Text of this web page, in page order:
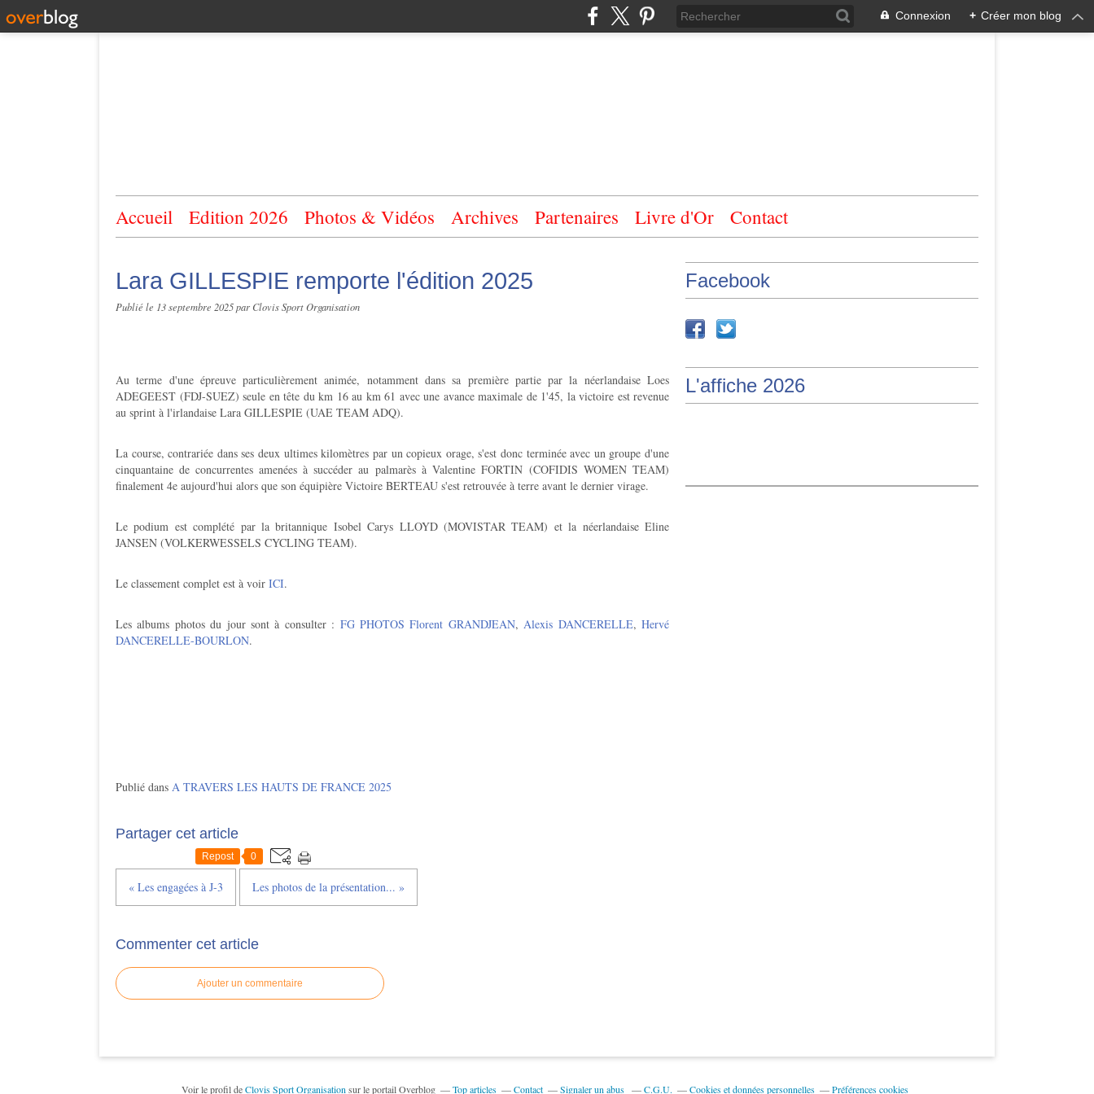
Connexion + Créer mon blog
Accueil Edition 2026 Photos & Vidéos Archives Partenaires Livre d'Or Contact
Lara GILLESPIE remporte l'édition 2025
Publié le 13 septembre 2025par Clovis Sport Organisation
Au terme d'une épreuve particulièrement animée, notamment dans sa première partie par la néerlandaise Loes
ADEGEEST (FDJ-SUEZ) seule en tête du km 16 au km 61 avec une avance maximale de 1'45, la victoire est revenue
au sprint à l'irlandaise Lara GILLESPIE (UAE TEAM ADQ).
La course, contrariée dans ses deux ultimes kilomètres par un copieux orage, s'est donc terminée avec un groupe d'une
cinquantaine de concurrentes amenées à succéder au palmarès à Valentine FORTIN (COFIDIS WOMEN TEAM)
finalement 4e aujourd'hui alors que son équipière Victoire BERTEAU s'est retrouvée à terre avant le dernier virage.
Le podium est complété par la britannique Isobel Carys LLOYD (MOVISTAR TEAM) et la néerlandaise Eline
JANSEN (VOLKERWESSELS CYCLING TEAM).
Le classement complet est à voir ICI.
Les albums photos du jour sont à consulter : FG PHOTOS Florent GRANDJEAN,Alexis DANCERELLE,Hervé
DANCERELLE-BOURLON.
Publié dans A TRAVERS LES HAUTS DE FRANCE 2025
Partager cet article
Repost 0
« Les engagées à J-3 Les photos de la présentation... »
Commenter cet article
Ajouter un commentaire
Facebook
L'affiche 2026
Voir le profil deClovis Sport Organisation sur le portail Overblog Top articles Contact Signaler un abus C.G.U. Cookies et données personnelles Préférences cookies